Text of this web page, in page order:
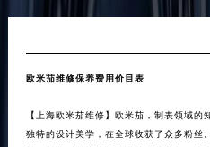
欧米茄维修保养费用价目表
【上海欧米茄维修】欧米茄，制表领域的
独特的设计美学，在全球收获了众多粉丝